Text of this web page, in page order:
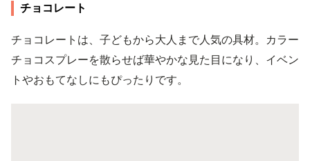
チョコレート
チョコレートは、子どもから大人まで人気の具材。カラー
チョコスプレーを散らせば華やかな見た目になり、イベン
トやおもてなしにもぴったりです。